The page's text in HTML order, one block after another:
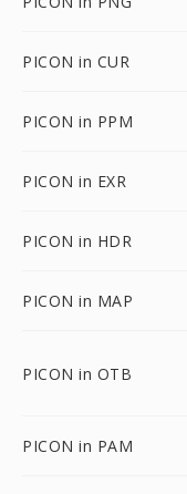
PICON in CUR
PICON in PPM
PICON in EXR
PICON in HDR
PICON in MAP
PICON in OTB
PICON in PAM